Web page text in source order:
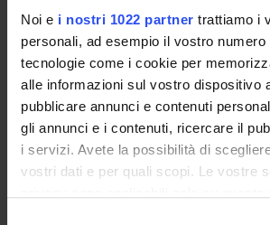
Noi e i nostri 1022 partner trattiamo i
personali, ad esempio il vostro numero
tecnologie come i cookie per
alle informazioni sul vostro dispositivo
pubblicare annunci e contenuti
gli annunci e i contenuti, ricercare il
i servizi. Avete la possibilità di
vostri dati e per quali scopi. Le vostre
COMMISSIONI
UFFICI E STRUTTURE DI SERVIZIO
SERVIZI DI SEGRETERIA STUDENTI
STRUTTURE DEL DIPARTIMENTO